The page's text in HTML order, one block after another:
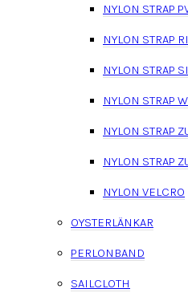
NYLON STRAP
NYLON STRAP
NYLON STRAP
NYLON STRAP
NYLON STRAP
NYLON STRAP
NYLON VELCRO
OYSTERLÄNKAR
PERLONBAND
SAILCLOTH